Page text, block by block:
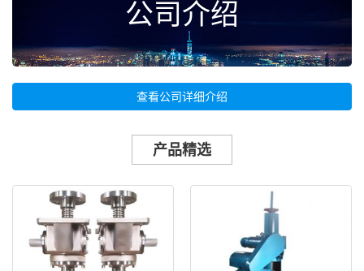
公司介绍
查看公司详细介绍
产品精选